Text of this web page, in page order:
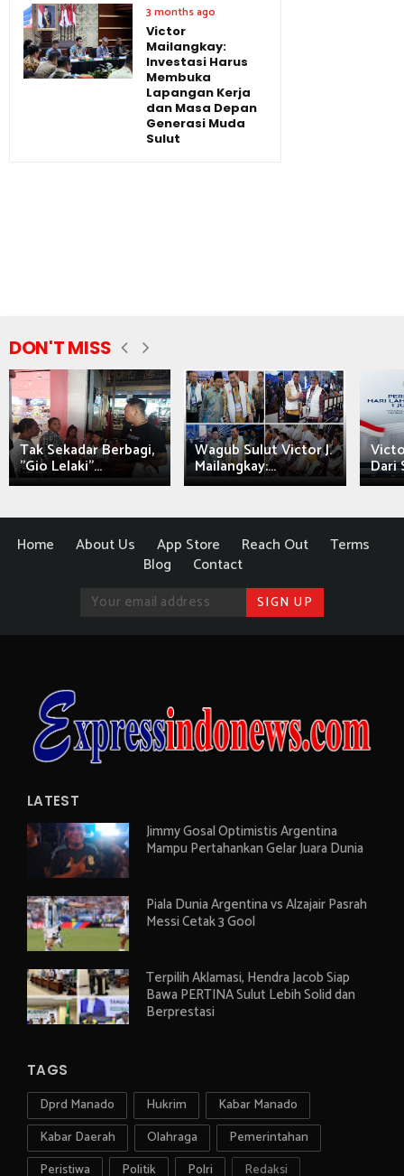
3 months ago
Victor
Mailangkay:
Investasi Harus
Membuka
Lapangan Kerja
dan Masa Depan
Generasi Muda
Sulut
DON'T MISS
Tak Sekadar Berbagi,
"Gio Lelaki"...
Wagub Sulut Victor J.
Mailangkay:... Dari
Home About Us App Store Reach Out
Terms
Blog
Contact
LATEST
Jimmy Gosal Optimistis Argentina
Mampu Pertahankan Gelar Juara Dunia
Piala Dunia Argentina vs Alzajair Pasrah
Messi Cetak 3 Gool
Terpilih Aklamasi, Hendra Jacob Siap
Bawa PERTINA Sulut Lebih Solid dan
Berprestasi
TAGS
Dprd Manado Hukrim
Kabar Manado
Kabar Daerah
Olahraga
Pemerintahan
Peristiwa
Politik Polri Redaksi